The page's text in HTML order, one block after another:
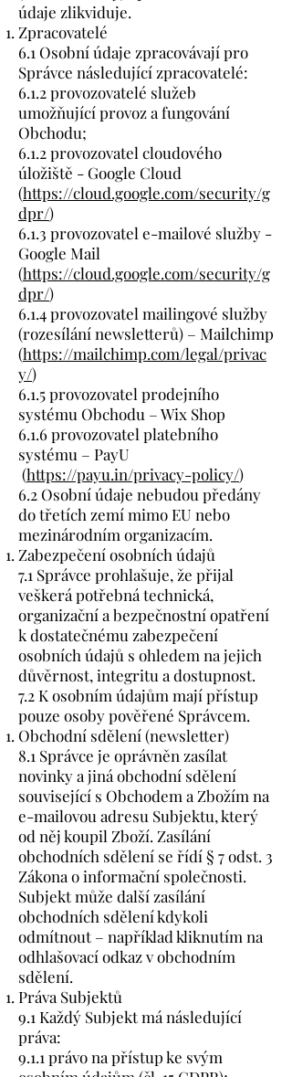
údaje zlikviduje.
Zpracovatelé
6.1 Osobní údaje zpracovávají pro
Správce následující zpracovatelé:
6.1.2 provozovatelé služeb
umožňující provoz a fungování
Obchodu;
6.1.2 provozovatel cloudového
úložiště - Google Cloud
(https://cloud.google.com/security/g
dpr/)
6.1.3 provozovatel e-mailové služby -
Google Mail
(https://cloud.google.com/security/g
dpr/)
6.1.4 provozovatel mailingové služby
(rozesílání newsletterů) – Mailchimp
(https://mailchimp.com/legal/privac
y/)
6.1.5 provozovatel prodejního
systému Obchodu – Wix Shop
6.1.6 provozovatel platebního
systému – PayU
(https://payu.in/privacy-policy/)
6.2 Osobní údaje nebudou předány
do třetích zemí mimo EU nebo
mezinárodním organizacím.
Zabezpečení osobních údajů
7.1 Správce prohlašuje, že přijal
veškerá potřebná technická,
organizační a bezpečnostní opatření
k dostatečnému zabezpečení
osobních údajů s ohledem na jejich
důvěrnost, integritu a dostupnost.
7.2 K osobním údajům mají přístup
pouze osoby pověřené Správcem.
Obchodní sdělení (newsletter)
8.1 Správce je oprávněn zasílat
novinky a jiná obchodní sdělení
související s Obchodem a Zbožím na
e-mailovou adresu Subjektu, který
od něj koupil Zboží. Zasílání
obchodních sdělení se řídí § 7 odst. 3
Zákona o informační společnosti.
Subjekt může další zasílání
obchodních sdělení kdykoli
odmítnout – například kliknutím na
odhlašovací odkaz v obchodním
sdělení.
Práva Subjektů
9.1 Každý Subjekt má následující
práva:
9.1.1 právo na přístup ke svým